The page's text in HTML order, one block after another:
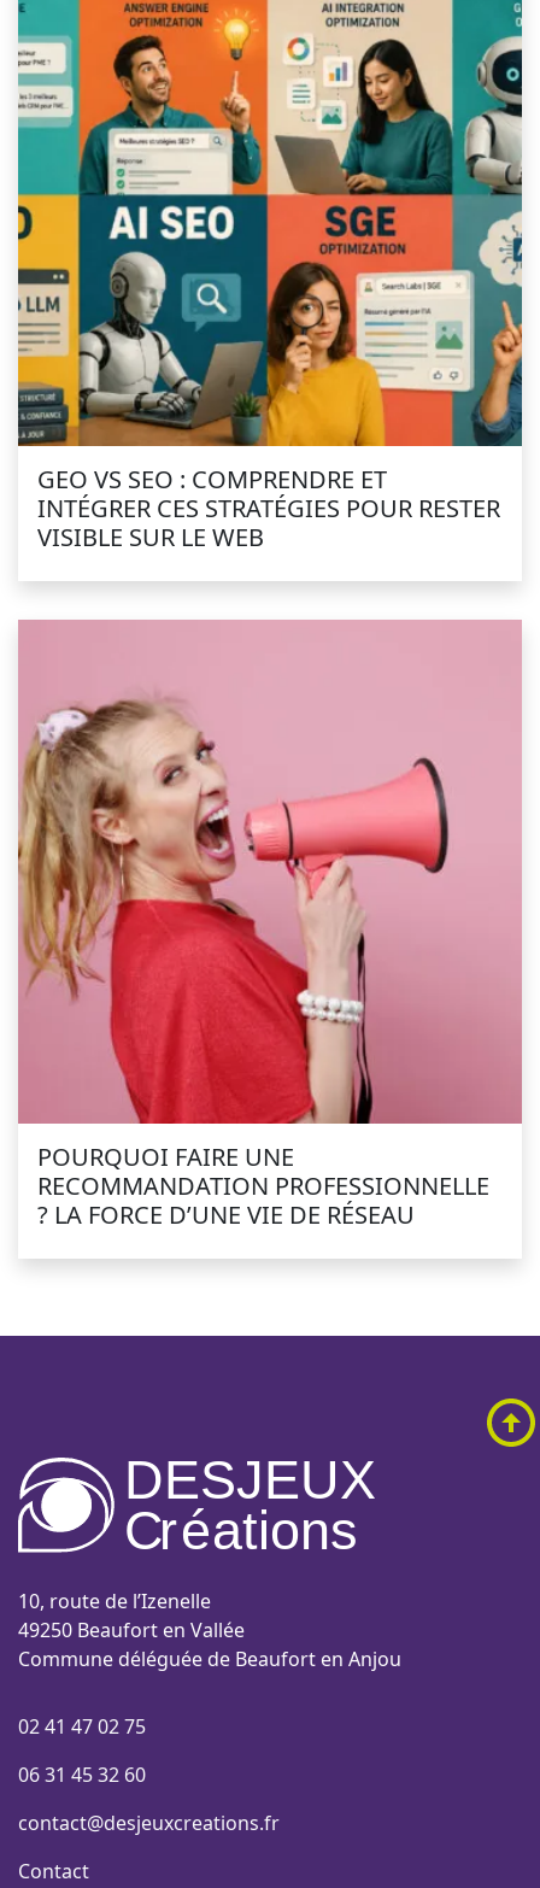
GEO VS SEO : COMPRENDRE ET
INTÉGRER CES STRATÉGIES POUR RESTER
VISIBLE SUR LE WEB
POURQUOI FAIRE UNE
RECOMMANDATION PROFESSIONNELLE
? LA FORCE D’UNE VIE DE RÉSEAU
DESJEUX
Créations
10, route de l’Izenelle
49250 Beaufort en Vallée
Commune déléguée de Beaufort en Anjou
02 41 47 02 75
06 31 45 32 60
contact@desjeuxcreations.fr
Contact